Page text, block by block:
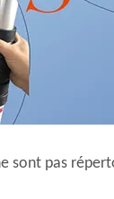
sont pas